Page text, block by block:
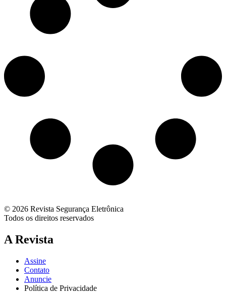
© 2026 Revista Segurança Eletrônica
Todos os direitos reservados
A Revista
Assine
Contato
Anuncie
Política de Privacidade